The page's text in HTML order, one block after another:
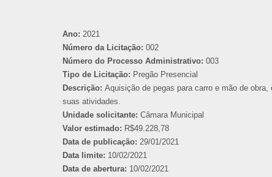
Ano: 2021
Número da Licitação: 002
Número do Processo Administrativo: 003
Tipo de Licitação: Pregão Presencial
Descrição: Aquisição de pegas para carro e mão de
suas atividades.
Unidade solicitante: Câmara Municipal
Valor estimado: R$49.228,78
Data de publicação: 29/01/2021
Data limite: 10/02/2021
Data de abertura: 10/02/2021